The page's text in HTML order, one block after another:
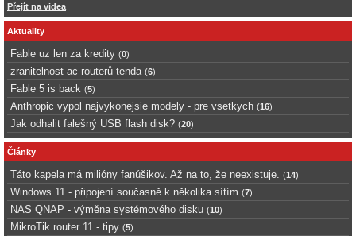
Přejít na videa
Aktuality
Fable uz len za kredity (0)
zranitelnost ac routerů tenda (6)
Fable 5 is back (5)
Anthropic vypol najvykonejsie modely - pre vsetkych (16)
Jak odhalit falešný USB flash disk? (20)
Články
Táto kapela má milióny fanúšikov. Až na to, že neexistuje. (14)
Windows 11 - připojení současně k několika sítím (7)
NAS QNAP - výměna systémového disku (10)
MikroTik router 11 - tipy (5)